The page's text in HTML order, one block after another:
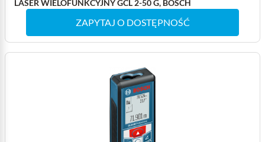
LASER WIELOFUNKCYJNY GCL 2-50 G, BOSCH
ZAPYTAJ O DOSTĘPNOŚĆ